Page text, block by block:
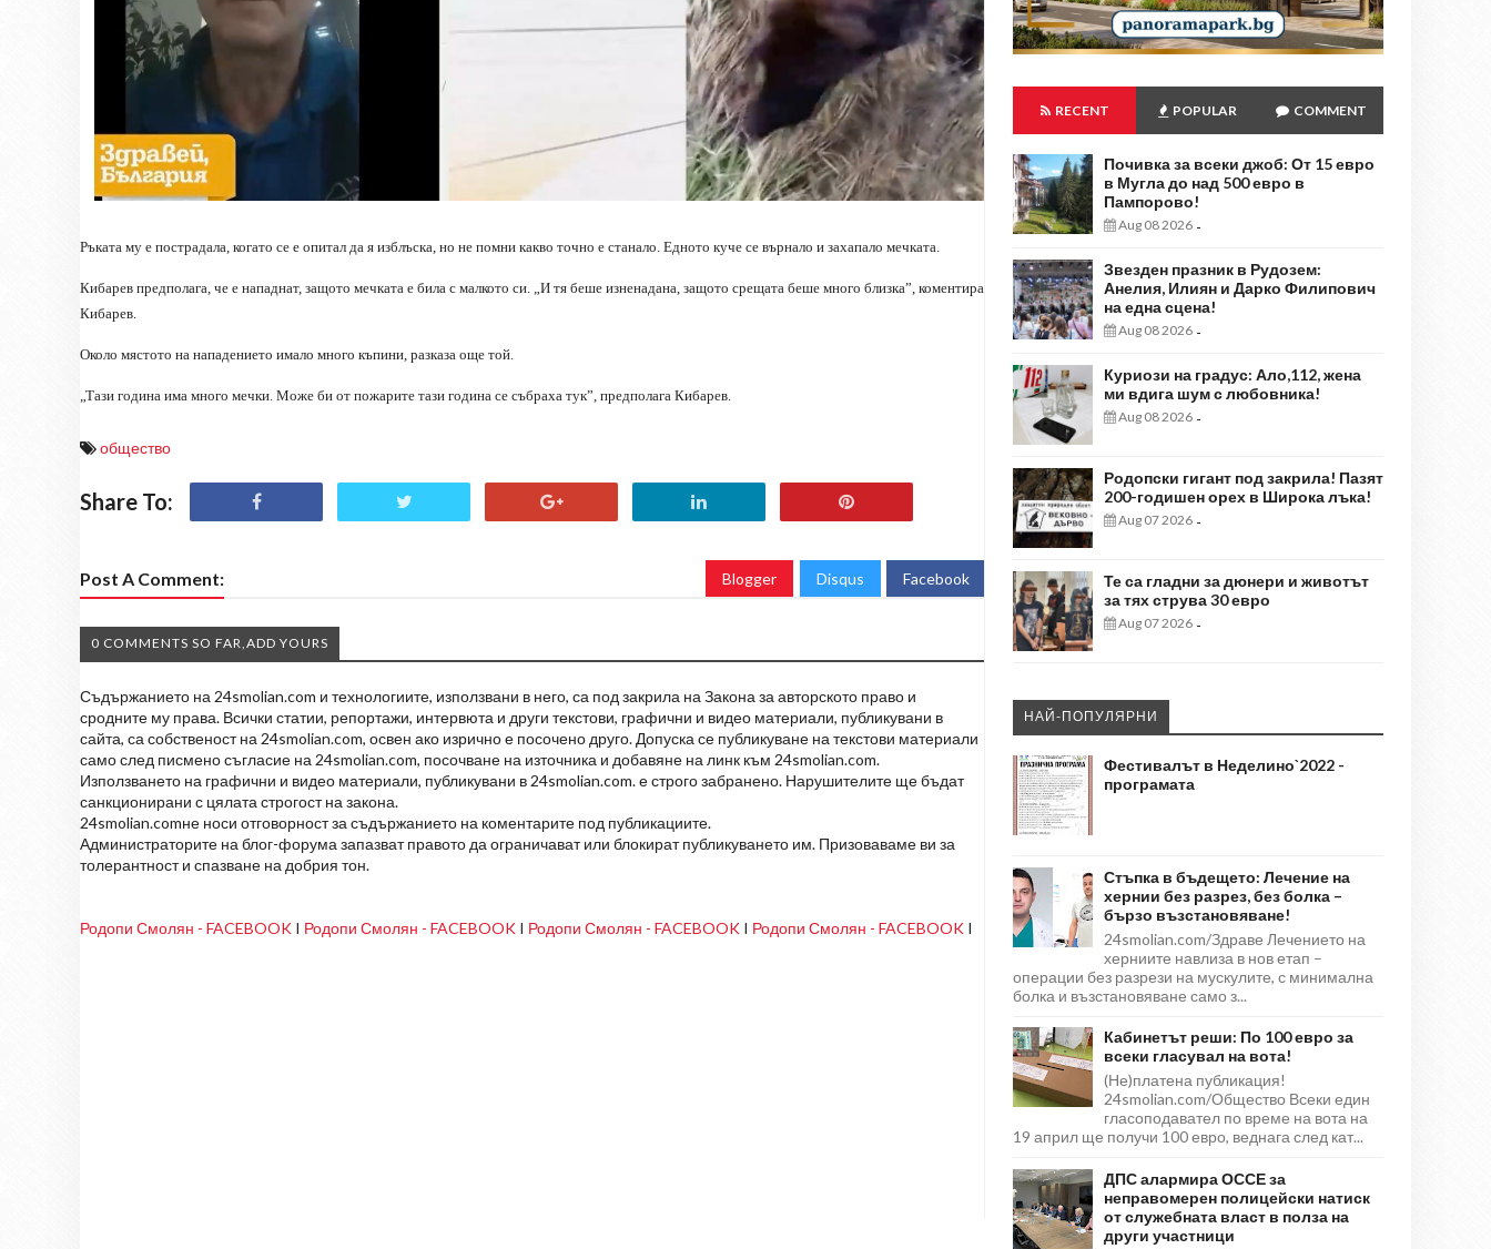
Ръката му е пострадала, когато се е опитал да я изблъска, но не помни какво точно е станало. Едното куче се върнало и захапало мечката.
Кибарев предполага, че е нападнат, защото мечката е била с малкото си. „И тя беше изненадана, защото срещата беше много близка”, коментира
Кибарев.
Около мястото на нападението имало много къпини, разказа още той.
„Тази година има много мечки. Може би от пожарите тази година се събраха тук”, предполага Кибарев.
общество
Share To:
Post A Comment: Blogger Disqus Facebook
0 COMMENTS SO FAR,ADD YOURS
Съдържанието на 24smolian.com и технологиите, използвани в него, са под закрила на Закона за авторското право и
сродните му права. Всички статии, репортажи, интервюта и други текстови, графични и видео материали, публикувани в
сайта, са собственост на 24smolian.com, освен ако изрично е посочено друго. Допуска се публикуване на текстови материали
само след писмено съгласие на 24smolian.com, посочване на източника и добавяне на линк към 24smolian.com.
Използването на графични и видео материали, публикувани в 24smolian.com. е строго забранено. Нарушителите ще бъдат
санкционирани с цялата строгост на закона.
24smolian.comне носи отговорност за съдържанието на коментарите под публикациите.
Администраторите на блог-форума запазват правото да ограничават или блокират публикуването им. Призоваваме ви за
толерантност и спазване на добрия тон.
Родопи Смолян - FACEBOOK I Родопи Смолян - FACEBOOK I Родопи Смолян - FACEBOOK I Родопи Смолян - FACEBOOK I
RECENT POPULAR COMMENT
Почивка за всеки джоб: От 15 евро
в Мугла до над 500 евро в
Пампорово!
Aug 08 2026 -
Звезден празник в Рудозем:
Анелия, Илиян и Дарко Филипович
на една сцена!
Aug 08 2026 -
Куриози на градус: Ало,112, жена
ми вдига шум с любовника!
Aug 08 2026 -
Родопски гигант под закрила! Пазят
200-годишен орех в Широка лъка!
Aug 07 2026 -
Те са гладни за дюнери и животът
за тях струва 30 евро
Aug 07 2026 -
НАЙ-ПОПУЛЯРНИ
Фестивалът в Неделино`2022 -
програмата
Стъпка в бъдещето: Лечение на
хернии без разрез, без болка –
бързо възстановяване!
24smolian.com/Здраве Лечението на
херниите навлиза в нов етап –
операции без разрези на мускулите, с минимална
болка и възстановяване само з...
Кабинетът реши: По 100 евро за
всеки гласувал на вота!
(Не)платена публикация!
24smolian.com/Общество Всеки един
гласоподавател по време на вота на
19 април ще получи 100 евро, веднага след кат...
ДПС алармира ОССЕ за
неправомерен полицейски натиск
от служебната власт в полза на
други участници